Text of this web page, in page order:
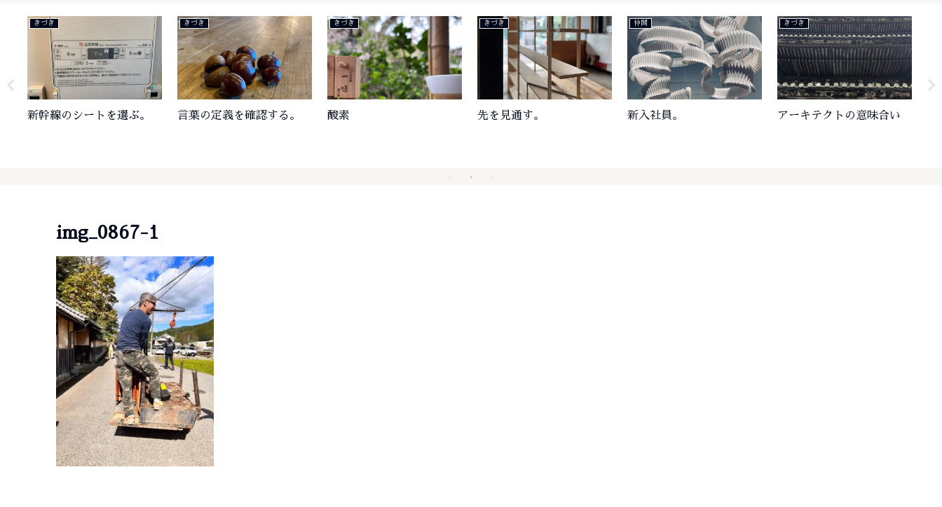
きづき
新幹線のシートを選ぶ。
きづき
言葉の定義を確認する。
きづき
酸素
きづき
先を見通す。
仲間
新入社員。
きづき
アーキテクトの意味合い
img_0867-1